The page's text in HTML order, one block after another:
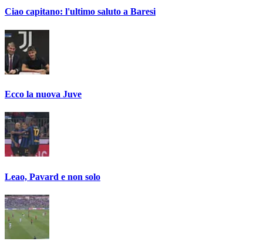
Ciao capitano: l'ultimo saluto a Baresi
Ecco la nuova Juve
Leao, Pavard e non solo